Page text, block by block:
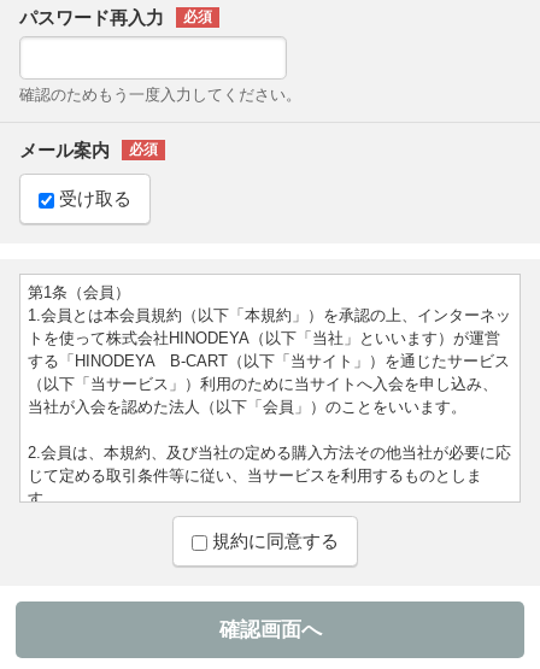
パスワード再入力
確認のためもう一度入力してください。
メール案内
受け取る
第1条（会員）
1.会員とは本会員規約（以下「本規約」）を承認の上、インターネッ
トを使って株式会社HINODEYA（以下「当社」といいます）が運営
する「HINODEYA B-CART（以下「当サイト」）を通じたサービス
（以下「当サービス」）利用のために当サイトへ入会を申し込み、
当社が入会を認めた法人（以下「会員」）のことをいいます。
2.会員は、本規約、及び当社の定める購入方法その他当社が必要に応
じて定める取引条件等に従い、当サービスを利用するものとしま
す。
3.会員は、会員資格又はこれらに基づく権利義務を第三者に利用させ
たり、第三者と共用したり、貸与、譲渡、移転、売買、担保設定等
4.当社が会員に付与するログインID及びパスワードは、会員本人が責
規約に同意する